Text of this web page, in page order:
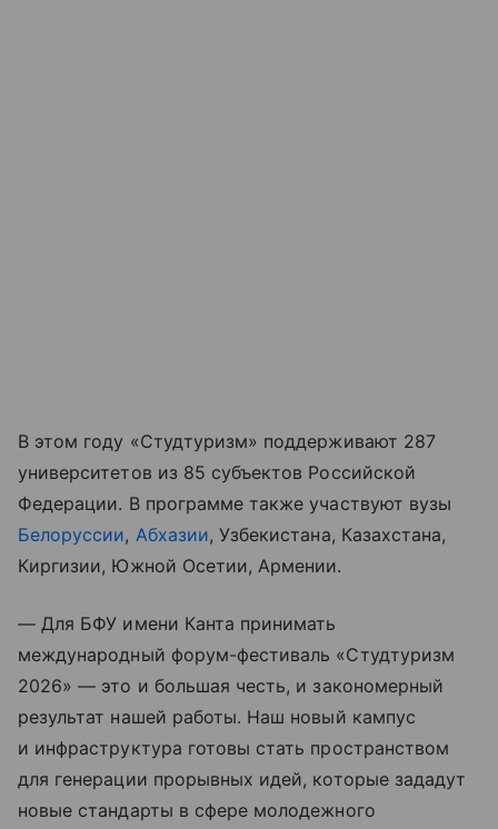
В этом году «Студтуризм» поддерживают 287
университетов из 85 субъектов Российской
Федерации. В программе также участвуют вузы
Белоруссии, Абхазии, Узбекистана, Казахстана,
Киргизии, Южной Осетии, Армении.
— Для БФУ имени Канта принимать
международный форум-фестиваль «Студтуризм
2026» — это и большая честь, и закономерный
результат нашей работы. Наш новый кампус
и инфраструктура готовы стать пространством
для генерации прорывных идей, которые зададут
новые стандарты в сфере молодежного